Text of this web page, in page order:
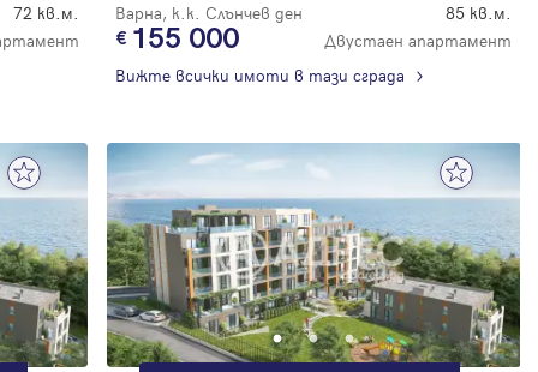
72 кв.м.
Варна, к.к. Слънчев ден 85 кв.м.
155 000
Двустаен апартамент
Вижте всички имоти в тази сграда